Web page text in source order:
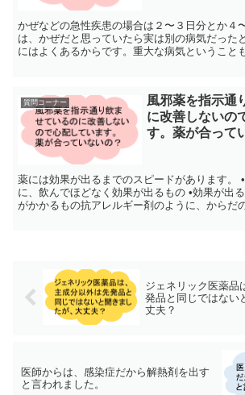
かぜなどの急性疾患の場合は２〜３日分とか４
は、かぜだと思っていたら実は別の病気だった
にはよくあるからです。重大な病気ということ
質問コーナー
風邪薬を指示通
に改善しないの
す。薬が合って
薬には効果が出るまでのスピードがあります。
に、飲んでほどなく効果が出るもの •効果が出
がかかるもの抗アレルギー剤のように、からだ
ジェネリック医薬品
発品と同じではない
丈夫？
医師からは、感染症だから解熱剤を出す
と言われました。